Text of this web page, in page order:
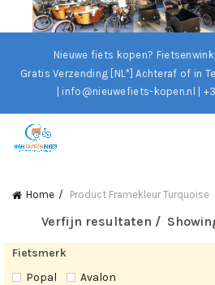
Nieuwe fiets kopen?
Gratis Verzending [NL*] Achteraf of in
| info@nieuwefiets-kopen.nl |
Home Product FramekleurTurquoise
Verfijn resultaten
Fietsmerk
Popal
Avalon